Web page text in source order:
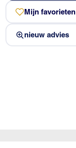
Mijn favorieten
nieuw advies